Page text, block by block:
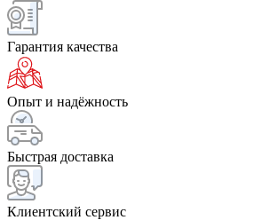
Гарантия качества
Опыт и надёжность
Быстрая доставка
Клиентский сервис